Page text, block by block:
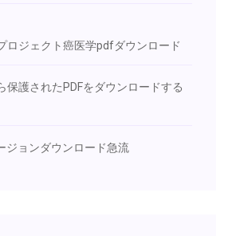
ロジェクト癌医学pdfダウンロード
保護されたPDFをダウンロードする
ジョンダウンロード急流